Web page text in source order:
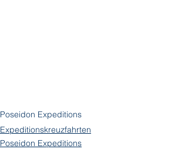
Poseidon Expeditions
Expeditionskreuzfahrten
Poseidon Expeditions